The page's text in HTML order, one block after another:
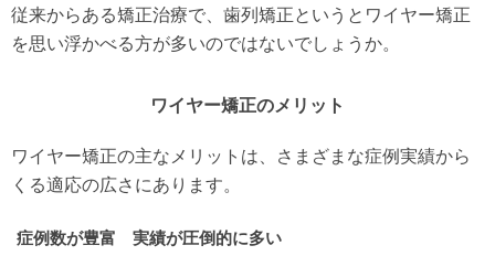
従来からある矯正治療で、歯列矯正というとワイヤー矯正
を思い浮かべる方が多いのではないでしょうか。
ワイヤー矯正のメリット
ワイヤー矯正の主なメリットは、さまざまな症例実績から
くる適応の広さにあります。
症例数が豊富 実績が圧倒的に多い